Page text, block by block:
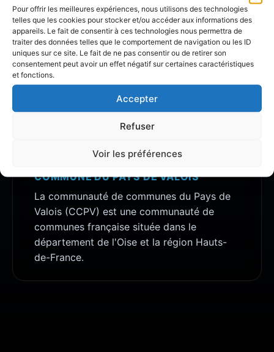
Pour offrir les meilleures expériences, nous utilisons des technologies
telles que les cookies pour stocker et/ou accéder aux informations des
appareils. Le fait de consentir à ces technologies nous permettra de
traiter des données telles que le comportement de navigation ou les ID
uniques sur ce site. Le fait de ne pas consentir ou de retirer son
consentement peut avoir un effet négatif sur certaines caractéristiques
et fonctions.
Accepter
Refuser
Voir les préférences
commune du Pays de
Valois
Découvrez toutes les informations, avis et
analyses détaillées concernant la zone
Communauté de commune du Pays de Valois.
COMMUNE DU PAYS DE VALOIS
La communauté de communes du Pays de
Valois (CCPV) est une communauté de
communes française située dans le
département de l'Oise et la région Hauts-
de-France.